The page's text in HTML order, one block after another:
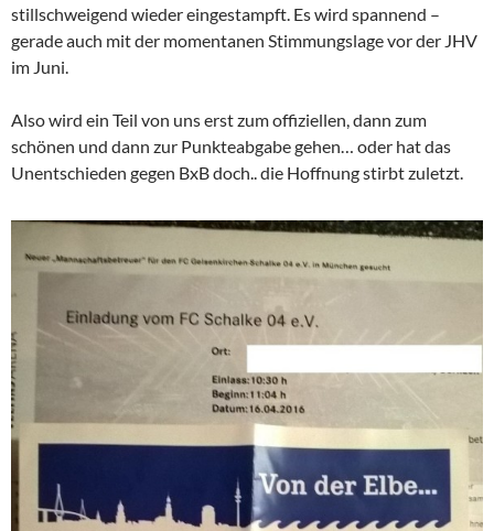
stillschweigend wieder eingestampft. Es wird spannend –
gerade auch mit der momentanen Stimmungslage vor der JHV
im Juni.
Also wird ein Teil von uns erst zum offiziellen, dann zum
schönen und dann zur Punkteabgabe gehen… oder hat das
Unentschieden gegen BxB doch.. die Hoffnung stirbt zuletzt.